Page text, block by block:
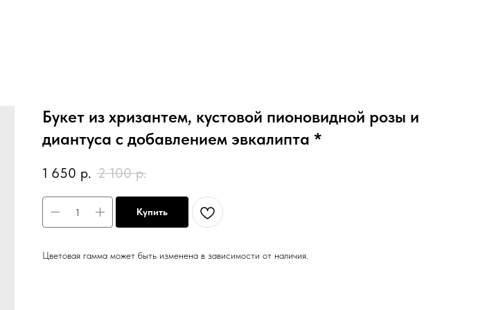
Букет из хризантем, кустовой пионовидной розы и
диантуса с добавлением эвкалипта *
1 650 р. 2 100 р.
Купить
Цветовая гамма может быть изменена в зависимости от наличия.